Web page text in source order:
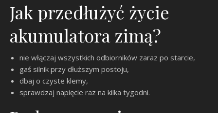
Jak przedłużyć życie
akumulatora zimą?
nie włączaj wszystkich odbiorników zaraz po starcie,
gaś silnik przy dłuższym postoju,
dbaj o czyste klemy,
sprawdzaj napięcie raz na kilka tygodni.